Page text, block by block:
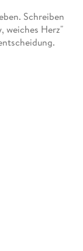
Schreiben
weiches Herz"